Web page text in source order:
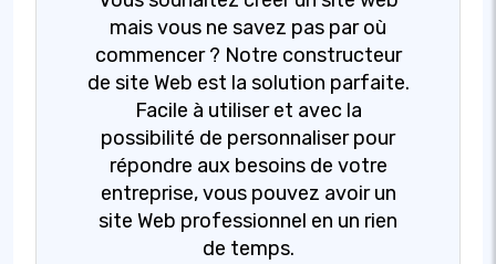
mais vous ne savez pas par où
commencer ? Notre constructeur
de site Web est la solution parfaite.
Facile à utiliser et avec la
possibilité de personnaliser pour
répondre aux besoins de votre
entreprise, vous pouvez avoir un
site Web professionnel en un rien
de temps.